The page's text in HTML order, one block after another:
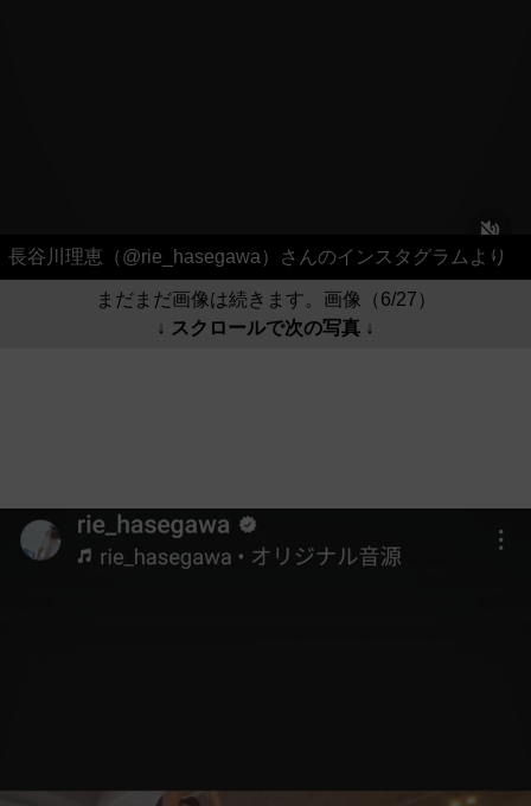
長谷川理恵（@rie_hasegawa）さんのインスタグラムより
まだまだ画像は続きます。画像（6/27）
↓ スクロールで次の写真 ↓